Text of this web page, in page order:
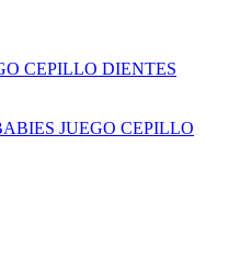
JUEGO CEPILLO